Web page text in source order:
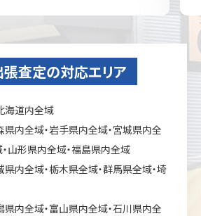
査定の対応エリア
海道内全域
県内全域・岩手県内全域・宮城県内全
山形県内全域・福島県内全域
県内全域・栃木県全域・群馬県全域・埼
県内全域・富山県内全域・石川県内全